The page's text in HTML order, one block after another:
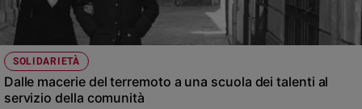
SOLIDARIETÀ
Dalle macerie del terremoto a una scuola dei talenti al
servizio della comunità